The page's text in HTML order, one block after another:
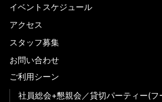
イベントスケジュール
アクセス
スタッフ募集
お問い合わせ
ご利用シーン
社員総会+懇親会
貸切パーティー(フ